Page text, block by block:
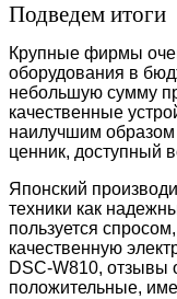
Подведем итоги
Крупные фирмы
оборудования в
небольшую сумму
качественные
наилучшим образом
ценник, доступный
Японский
техники как
пользуется
качественную
DSC-W810, отзывы
положительные,